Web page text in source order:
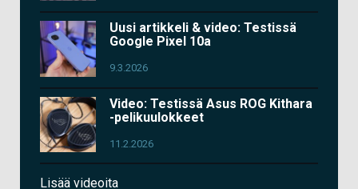
Uusi artikkeli & video: Testissä
Google Pixel 10a
9.3.2026
Video: Testissä Asus ROG Kithara
-pelikuulokkeet
11.2.2026
Lisää videoita